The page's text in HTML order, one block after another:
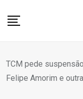
TCM pede
Felipe Amorim e